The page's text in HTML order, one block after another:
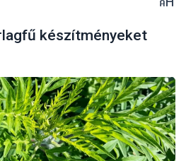
készítményeket